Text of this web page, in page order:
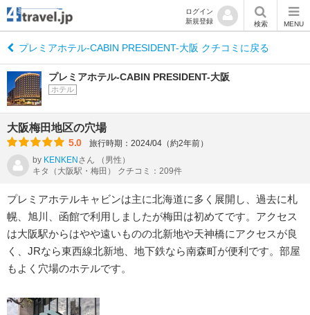
ログイン
新規登録
検索 MENU
プレミアホテル-CABIN PRESIDENT-大阪 クチコミに戻る
プレミアホテル-CABIN PRESIDENT-大阪
ホテル
大阪梅田地区の穴場
5.0
旅行時期：2024/04（約2年前）
by KENKEN さん
（男性）
キタ（大阪駅・梅田） クチコミ：209件
プレミアホテルキャビンは主に北海道に多く展開し、過去に札
幌、旭川、函館で利用しましたが梅田は初めてです。アクセス
は大阪駅からはやや遠いものの北新地や天神橋にアクセスが良
く、JRなら東西線北新地、地下鉄なら南森町が便利です。部屋
もよく穴場のホテルです。